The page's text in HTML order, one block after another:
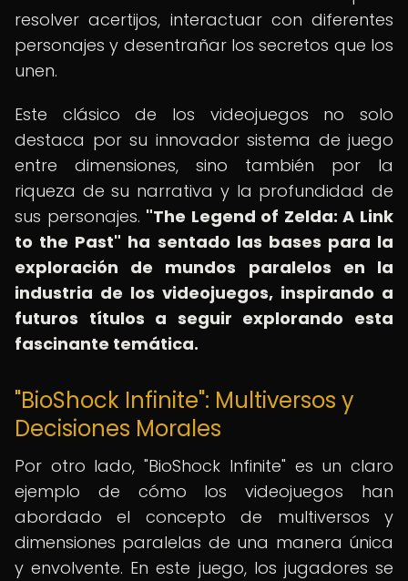
resolver acertijos, interactuar con diferentes
personajes y desentrañar los secretos que los
unen.
Este clásico de los videojuegos no solo
destaca por su innovador sistema de juego
entre dimensiones, sino también por la
riqueza de su narrativa y la profundidad de
sus personajes. "The Legend of Zelda: A Link
to the Past" ha sentado las bases para la
exploración de mundos paralelos en la
industria de los videojuegos, inspirando a
futuros títulos a seguir explorando esta
fascinante temática.
"BioShock Infinite": Multiversos y
Decisiones Morales
Por otro lado, "BioShock Infinite" es un claro
ejemplo de cómo los videojuegos han
abordado el concepto de multiversos y
dimensiones paralelas de una manera única
y envolvente. En este juego, los jugadores se